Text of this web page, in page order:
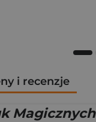
i recenzje
Magicznych